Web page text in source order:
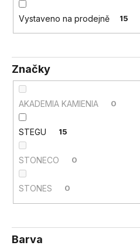
Vystaveno na prodejně 15
Značky
AKADEMIA KAMIENIA 0
STEGU 15
STONECO 0
STONES 0
Barva
o
r
m